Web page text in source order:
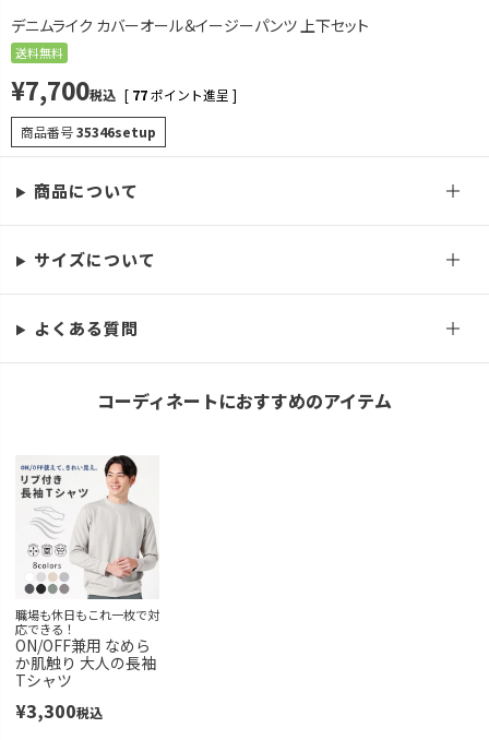
デニムライク カバーオール＆イージーパンツ 上下セット
送料無料
¥7,700税込 [ 77ポイント進呈 ]
商品番号35346setup
M
再入荷お知らせ
残りわずか
LL
残りわずか
ブラック
カートに入れる
L
在庫切れ
商品について
サイズについて
よくある質問
コーディネートにおすすめのアイテム
職場も休日もこれ一枚で対
応できる！
ON/OFF兼用 なめら
か肌触り 大人の長袖
Tシャツ
¥3,300税込